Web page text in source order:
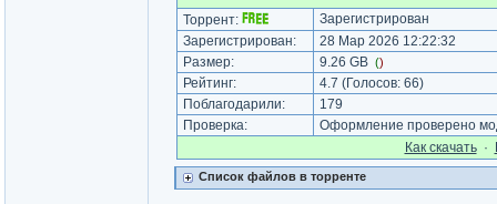
Торрент:
Зарегистрирован
Зарегистрирован:
28 Мар 2026 12:22:32
Размер:
9.26 GB ()
Рейтинг: 4.7 (Голосов: 66)
Поблагодарили:
179
Проверка:
Оформление проверено
Как cкачать·
Список файлов в торренте